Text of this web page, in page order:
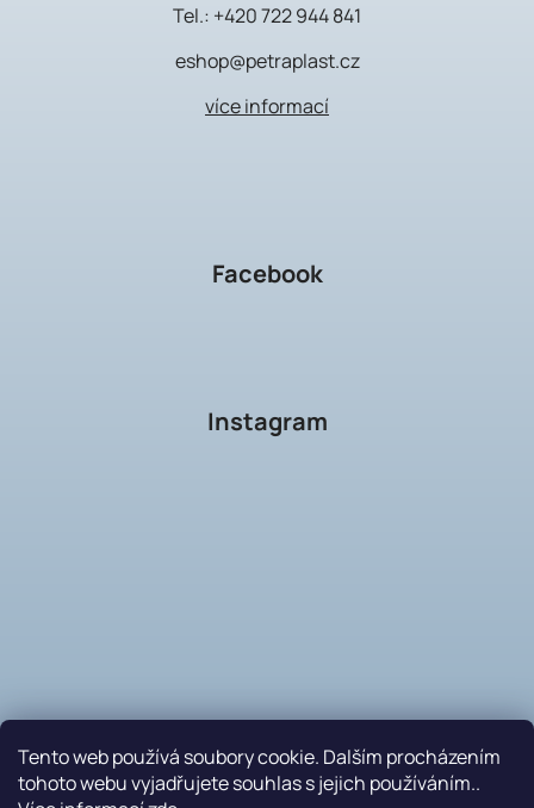
Tento web používá soubory cookie. Dalším procházením
tohoto webu vyjadřujete souhlas s jejich používáním..
Tel.: +420 722 944 841
eshop@petraplast.cz
více informací
Facebook
Instagram